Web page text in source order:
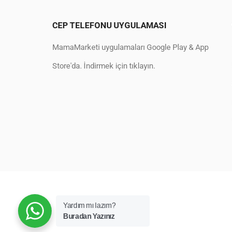
CEP TELEFONU UYGULAMASI
MamaMarketi uygulamaları Google Play & App
Store'da. İndirmek için tıklayın.
Yardım mı lazım?
Buradan Yazınız